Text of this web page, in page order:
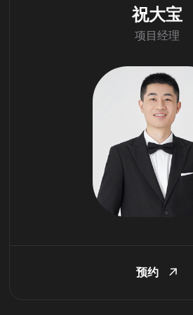
祝大宝
项目经理
预约